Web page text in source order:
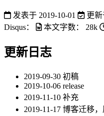
发表于 2019-10-01 更
Disqus：
本文字数： 28k
更新日志
2019-09-30 初稿
2019-10-06 release
2019-11-10 补充
2019-11-17 博客迁移